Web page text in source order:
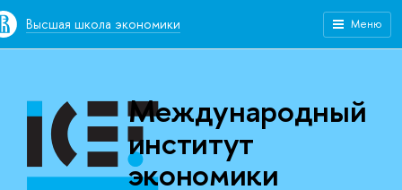
Высшая школа экономики Меню
Международный
институт
экономики